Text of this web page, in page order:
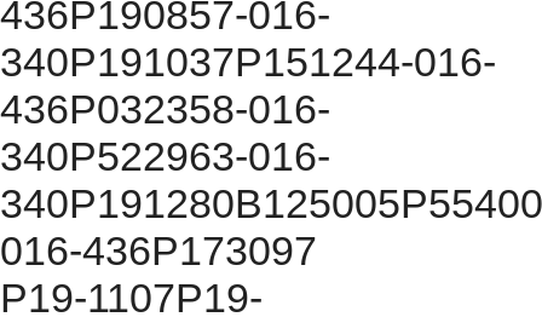
436P190857-016-
340P191037P151244-016-
436P032358-016-
340P522963-016-
016-436P173097
P19-1107P19-